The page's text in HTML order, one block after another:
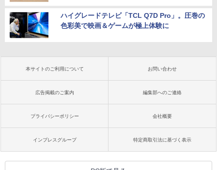
ハイグレードテレビ「TCL Q7D Pro」。圧巻の
色彩美で映画＆ゲームが極上体験に
本サイトのご利用について お問い合わせ
広告掲載のご案内 編集部へのご連絡
プライバシーポリシー 会社概要
インプレスグループ 特定商取引法に基づく表示